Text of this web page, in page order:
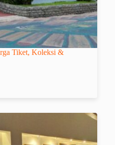
Tiket, Koleksi &